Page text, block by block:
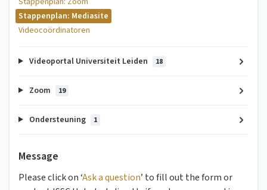
Stappenplan: Mediasite
Videocoördinatoren
Videoportal Universiteit Leiden 18
Zoom 19
Ondersteuning 1
Message
Please click on ‘Ask a question’ to fill out the form or